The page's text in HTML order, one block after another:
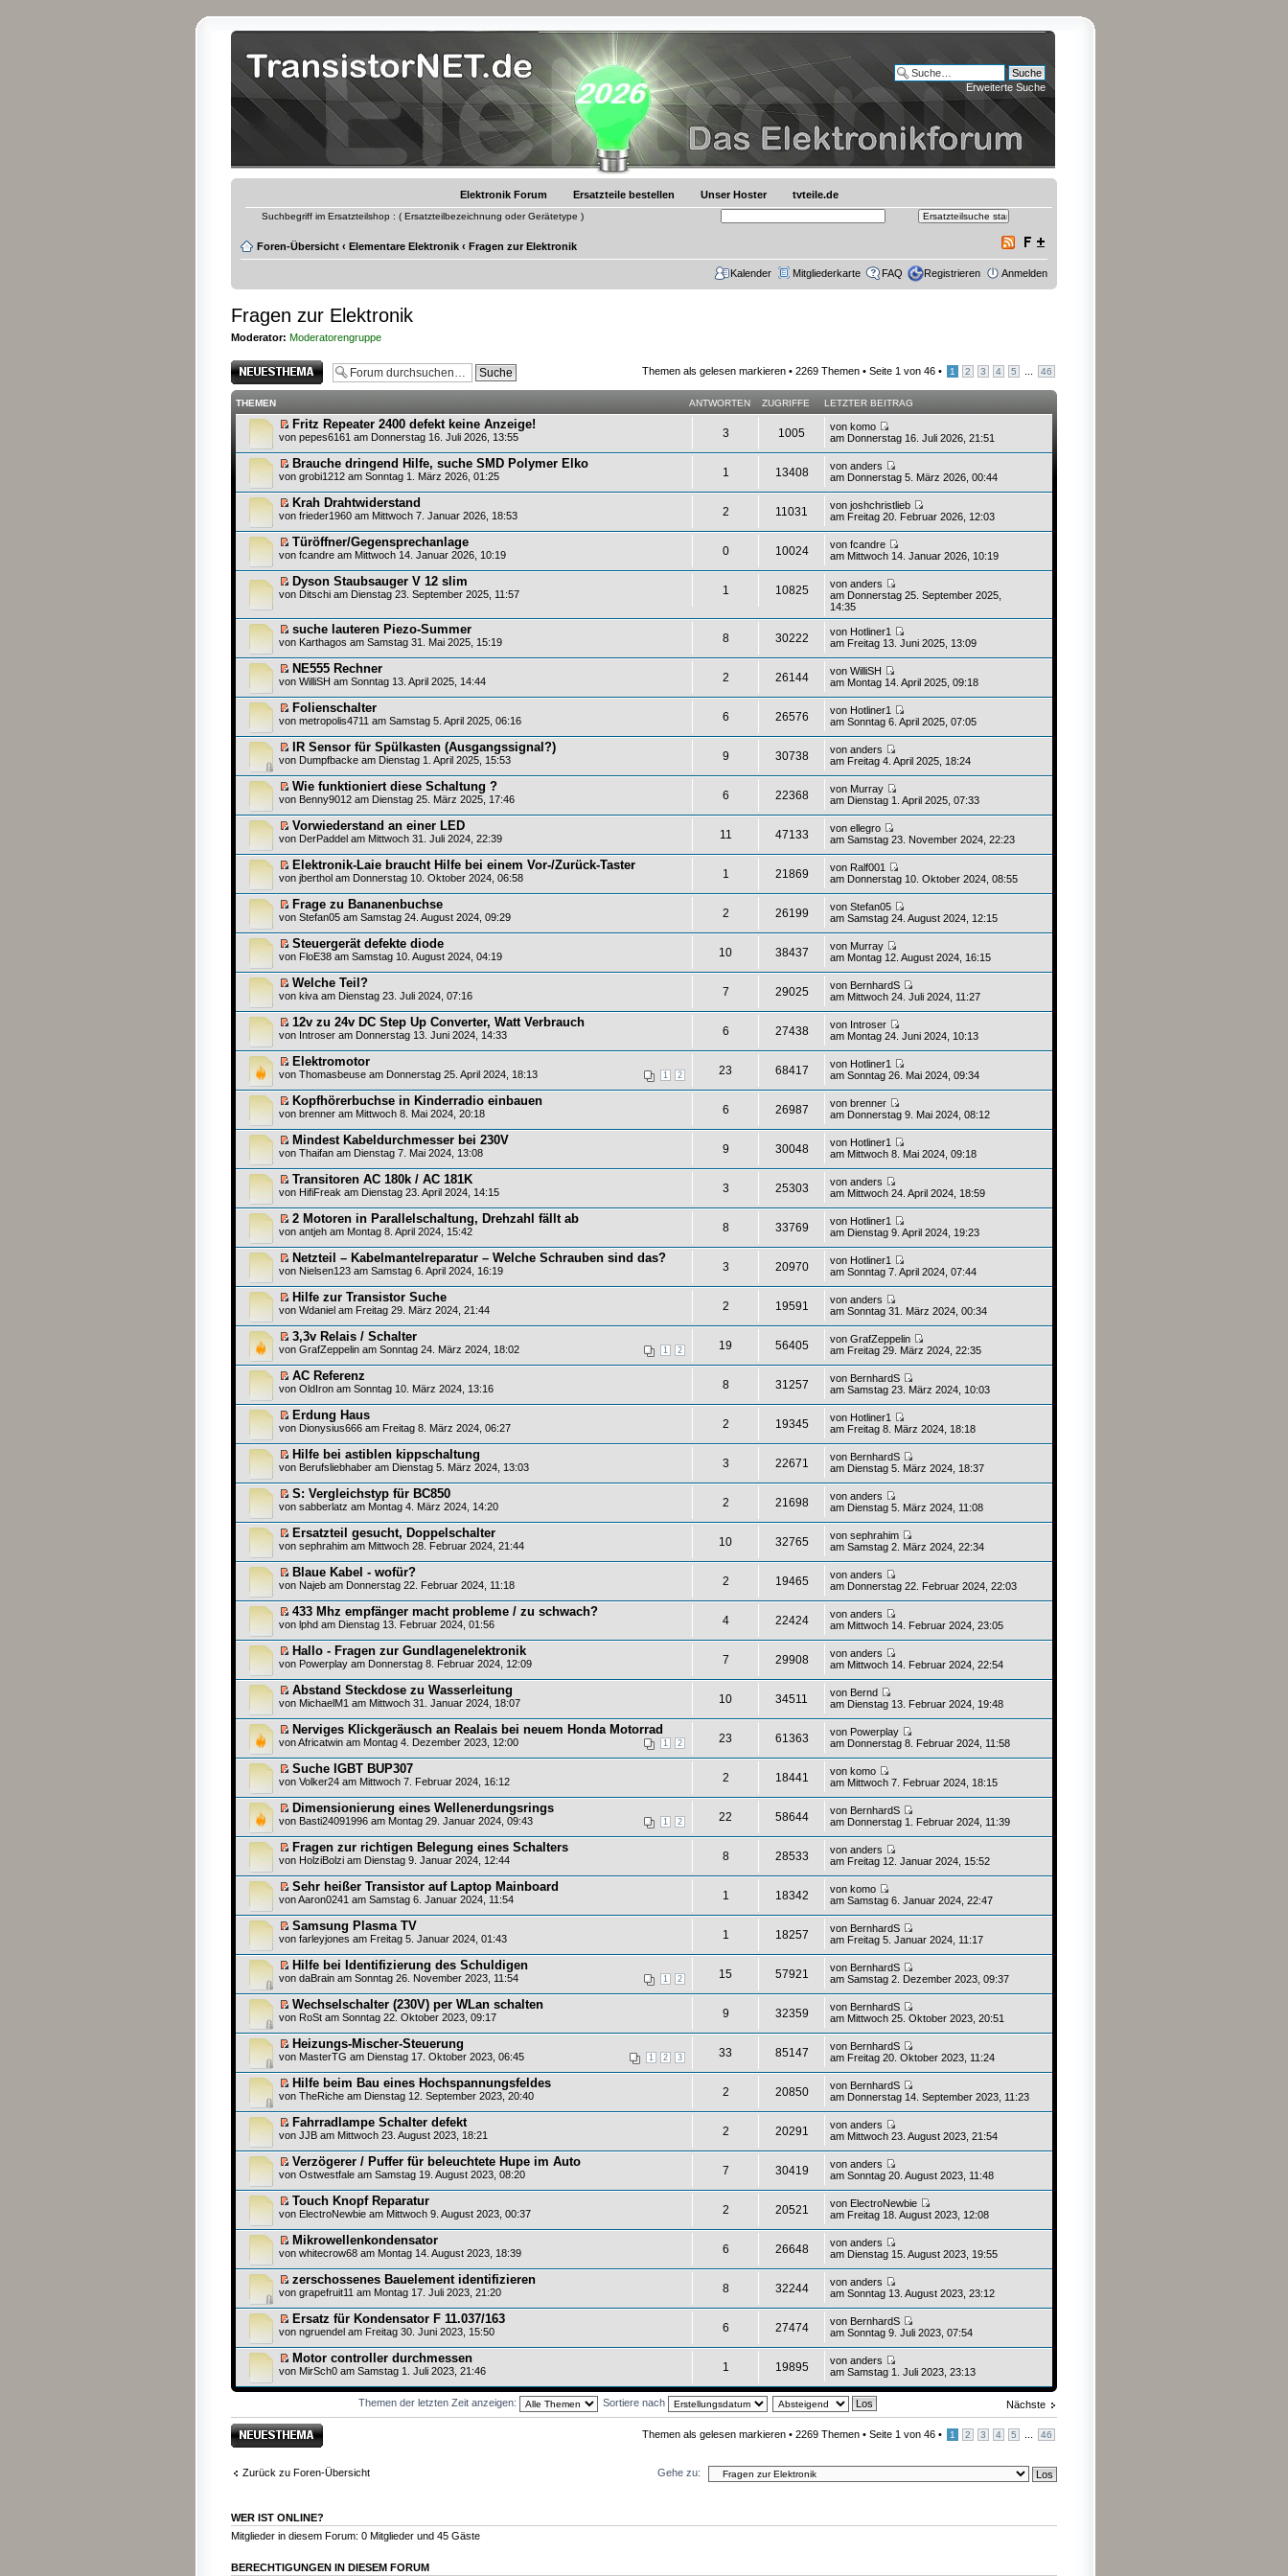
Erweiterte Suche
Elektronik Forum Ersatzteile bestellen Unser Hoster tvteile.de
Suchbegriff im Ersatzteilshop : ( Ersatzteilbezeichnung oder Gerätetype )
Foren-Übersicht ‹ Elementare Elektronik ‹ Fragen zur Elektronik
Kalender Mitgliederkarte FAQ Registrieren Anmelden
Fragen zur Elektronik
Moderator: Moderatorengruppe
Neues Thema
erstellen
Themen als gelesen markieren • 2269 Themen • Seite 1 von 46 • 1 2 3 4 5 46
THEMEN ANTWORTEN ZUGRIFFE LETZTER BEITRAG
Fritz Repeater 2400 defekt keine Anzeige!
von pepes6161 am Donnerstag 16. Juli 2026, 13:55 3 1005 vonkomo
am Donnerstag 16. Juli 2026, 21:51
Brauche dringend Hilfe, suche SMD Polymer Elko
von grobi1212 am Sonntag 1. März 2026, 01:25 1 13408 vonanders
am Donnerstag 5. März 2026, 00:44
Krah Drahtwiderstand
von frieder1960 am Mittwoch 7. Januar 2026, 18:53 2 11031 vonjoshchristlieb
am Freitag 20. Februar 2026, 12:03
Türöffner/Gegensprechanlage
von fcandre am Mittwoch 14. Januar 2026, 10:19 0 10024 vonfcandre
am Mittwoch 14. Januar 2026, 10:19
Dyson Staubsauger V 12 slim
von Ditschi am Dienstag 23. September 2025, 11:57 1 10825 vonanders
am Donnerstag 25. September 2025,
14:35
suche lauteren Piezo-Summer
von Karthagos am Samstag 31. Mai 2025, 15:19 8 30222 von Hotliner1
am Freitag 13. Juni 2025, 13:09
NE555 Rechner
von WilliSH am Sonntag 13. April 2025, 14:44 2 26144 vonWilliSH
am Montag 14. April 2025, 09:18
Folienschalter
von metropolis4711 am Samstag 5. April 2025, 06:16 6 26576 von Hotliner1
am Sonntag 6. April 2025, 07:05
IR Sensor für Spülkasten (Ausgangssignal?)
von Dumpfbacke am Dienstag 1. April 2025, 15:53 9 30738 vonanders
am Freitag 4. April 2025, 18:24
Wie funktioniert diese Schaltung ?
von Benny9012 am Dienstag 25. März 2025, 17:46 6 22368 von Murray
am Dienstag 1. April 2025, 07:33
Vorwiederstand an einer LED
von DerPaddel am Mittwoch 31. Juli 2024, 22:39 11 47133 vonellegro
am Samstag 23. November 2024, 22:23
Elektronik-Laie braucht Hilfe bei einem Vor-/Zurück-Taster
von jberthol am Donnerstag 10. Oktober 2024, 06:58 1 21869 von Ralf001
am Donnerstag 10. Oktober 2024, 08:55
Frage zu Bananenbuchse
von Stefan05 am Samstag 24. August 2024, 09:29 2 26199 vonStefan05
am Samstag 24. August 2024, 12:15
Steuergerät defekte diode
von FloE38 am Samstag 10. August 2024, 04:19 10 38437 von Murray
am Montag 12. August 2024, 16:15
Welche Teil?
von kiva am Dienstag 23. Juli 2024, 07:16 7 29025 von BernhardS
am Mittwoch 24. Juli 2024, 11:27
12v zu 24v DC Step Up Converter, Watt Verbrauch
von Introser am Donnerstag 13. Juni 2024, 14:33 6 27438 von Introser
am Montag 24. Juni 2024, 10:13
Elektromotor
1 2
von Thomasbeuse am Donnerstag 25. April 2024, 18:13 23 68417 von Hotliner1
am Sonntag 26. Mai 2024, 09:34
Kopfhörerbuchse in Kinderradio einbauen
von brenner am Mittwoch 8. Mai 2024, 20:18 6 26987 vonbrenner
am Donnerstag 9. Mai 2024, 08:12
Mindest Kabeldurchmesser bei 230V
von Thaifan am Dienstag 7. Mai 2024, 13:08 9 30048 von Hotliner1
am Mittwoch 8. Mai 2024, 09:18
Transitoren AC 180k / AC 181K
von HifiFreak am Dienstag 23. April 2024, 14:15 3 25303 vonanders
am Mittwoch 24. April 2024, 18:59
2 Motoren in Parallelschaltung, Drehzahl fällt ab
von antjeh am Montag 8. April 2024, 15:42 8 33769 von Hotliner1
am Dienstag 9. April 2024, 19:23
Netzteil – Kabelmantelreparatur – Welche Schrauben sind das?
von Nielsen123 am Samstag 6. April 2024, 16:19 3 20970 von Hotliner1
am Sonntag 7. April 2024, 07:44
Hilfe zur Transistor Suche
von Wdaniel am Freitag 29. März 2024, 21:44 2 19591 vonanders
am Sonntag 31. März 2024, 00:34
3,3v Relais / Schalter
1 2
von GrafZeppelin am Sonntag 24. März 2024, 18:02 19 56405 vonGrafZeppelin
am Freitag 29. März 2024, 22:35
AC Referenz
von OldIron am Sonntag 10. März 2024, 13:16 8 31257 von BernhardS
am Samstag 23. März 2024, 10:03
Erdung Haus
von Dionysius666 am Freitag 8. März 2024, 06:27 2 19345 von Hotliner1
am Freitag 8. März 2024, 18:18
Hilfe bei astiblen kippschaltung
von Berufsliebhaber am Dienstag 5. März 2024, 13:03 3 22671 von BernhardS
am Dienstag 5. März 2024, 18:37
S: Vergleichstyp für BC850
von sabberlatz am Montag 4. März 2024, 14:20 2 21698 vonanders
am Dienstag 5. März 2024, 11:08
Ersatzteil gesucht, Doppelschalter
von sephrahim am Mittwoch 28. Februar 2024, 21:44 10 32765 vonsephrahim
am Samstag 2. März 2024, 22:34
Blaue Kabel - wofür?
von Najeb am Donnerstag 22. Februar 2024, 11:18 2 19465 vonanders
am Donnerstag 22. Februar 2024, 22:03
433 Mhz empfänger macht probleme / zu schwach?
von lphd am Dienstag 13. Februar 2024, 01:56 4 22424 vonanders
am Mittwoch 14. Februar 2024, 23:05
Hallo - Fragen zur Gundlagenelektronik
von Powerplay am Donnerstag 8. Februar 2024, 12:09 7 29908 vonanders
am Mittwoch 14. Februar 2024, 22:54
Abstand Steckdose zu Wasserleitung
von MichaelM1 am Mittwoch 31. Januar 2024, 18:07 10 34511 von Bernd
am Dienstag 13. Februar 2024, 19:48
Nerviges Klickgeräusch an Realais bei neuem Honda Motorrad
1 2
vonAfricatwin am Montag 4. Dezember 2023, 12:00 23 61363 von Powerplay
am Donnerstag 8. Februar 2024, 11:58
Suche IGBT BUP307
von Volker24 am Mittwoch 7. Februar 2024, 16:12 2 18441 vonkomo
am Mittwoch 7. Februar 2024, 18:15
Dimensionierung eines Wellenerdungsrings
1 2
von Basti24091996 am Montag 29. Januar 2024, 09:43 22 58644 von BernhardS
am Donnerstag 1. Februar 2024, 11:39
Fragen zur richtigen Belegung eines Schalters
von HolziBolzi am Dienstag 9. Januar 2024, 12:44 8 28533 vonanders
am Freitag 12. Januar 2024, 15:52
Sehr heißer Transistor auf Laptop Mainboard
vonAaron0241 am Samstag 6. Januar 2024, 11:54 1 18342 vonkomo
am Samstag 6. Januar 2024, 22:47
Samsung Plasma TV
von farleyjones am Freitag 5. Januar 2024, 01:43 1 18257 von BernhardS
am Freitag 5. Januar 2024, 11:17
Hilfe bei Identifizierung des Schuldigen
1 2
von daBrain am Sonntag 26. November 2023, 11:54 15 57921 von BernhardS
am Samstag 2. Dezember 2023, 09:37
Wechselschalter (230V) per WLan schalten
von RoSt am Sonntag 22. Oktober 2023, 09:17 9 32359 von BernhardS
am Mittwoch 25. Oktober 2023, 20:51
Heizungs-Mischer-Steuerung
1 2 3
von MasterTG am Dienstag 17. Oktober 2023, 06:45 33 85147 von BernhardS
am Freitag 20. Oktober 2023, 11:24
Hilfe beim Bau eines Hochspannungsfeldes
von TheRiche am Dienstag 12. September 2023, 20:40 2 20850 von BernhardS
am Donnerstag 14. September 2023, 11:23
Fahrradlampe Schalter defekt
von JJB am Mittwoch 23. August 2023, 18:21 2 20291 vonanders
am Mittwoch 23. August 2023, 21:54
Verzögerer / Puffer für beleuchtete Hupe im Auto
von Ostwestfale am Samstag 19. August 2023, 08:20 7 30419 vonanders
am Sonntag 20. August 2023, 11:48
Touch Knopf Reparatur
von ElectroNewbie am Mittwoch 9. August 2023, 00:37 2 20521 von ElectroNewbie
am Freitag 18. August 2023, 12:08
Mikrowellenkondensator
von whitecrow68 am Montag 14. August 2023, 18:39 6 26648 vonanders
am Dienstag 15. August 2023, 19:55
zerschossenes Bauelement identifizieren
von grapefruit11 am Montag 17. Juli 2023, 21:20 8 32244 vonanders
am Sonntag 13. August 2023, 23:12
Ersatz für Kondensator F 11.037/163
von ngruendel am Freitag 30. Juni 2023, 15:50 6 27474 von BernhardS
am Sonntag 9. Juli 2023, 07:54
Motor controller durchmessen
von MirSch0 am Samstag 1. Juli 2023, 21:46 1 19895 vonanders
am Samstag 1. Juli 2023, 23:13
Nächste
Themen der letzten Zeit anzeigen: Sortiere nach
Neues Thema
erstellen
Themen als gelesen markieren • 2269 Themen • Seite 1 von 46 • 1 2 3 4 5 46
Zurück zu Foren-Übersicht Gehe zu:
WER IST ONLINE?
Mitglieder in diesem Forum: 0 Mitglieder und 45 Gäste
BERECHTIGUNGEN IN DIESEM FORUM